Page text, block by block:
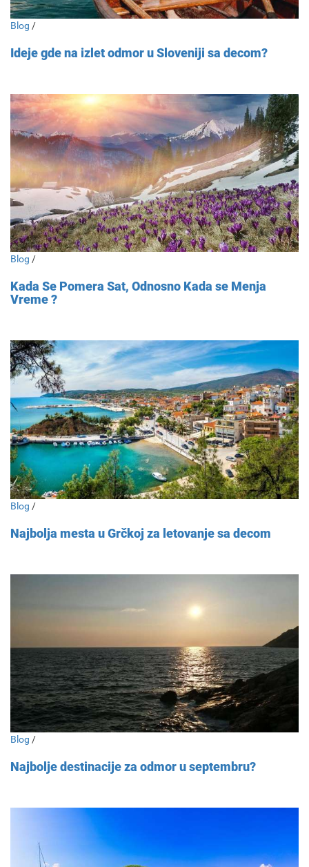
Blog /
Ideje gde na izlet odmor u Sloveniji sa decom?
Blog /
Kada Se Pomera Sat, Odnosno Kada se Menja
Vreme ?
Blog /
Najbolja mesta u Grčkoj za letovanje sa decom
Blog /
Najbolje destinacije za odmor u septembru?